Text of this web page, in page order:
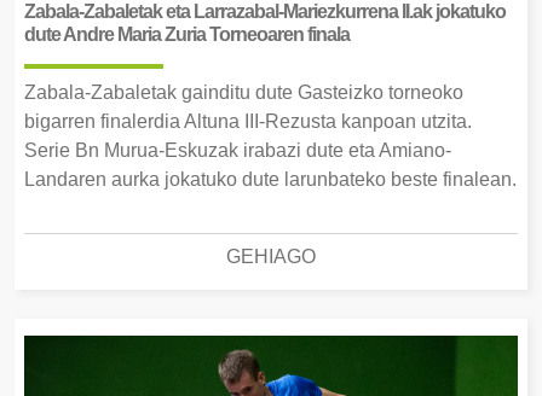
Zabala-Zabaletak eta Larrazabal-Mariezkurrena II.ak jokatuko
dute Andre Maria Zuria Torneoaren finala
Zabala-Zabaletak gainditu dute Gasteizko torneoko
bigarren finalerdia Altuna III-Rezusta kanpoan utzita.
Serie Bn Murua-Eskuzak irabazi dute eta Amiano-
Landaren aurka jokatuko dute larunbateko beste finalean.
GEHIAGO